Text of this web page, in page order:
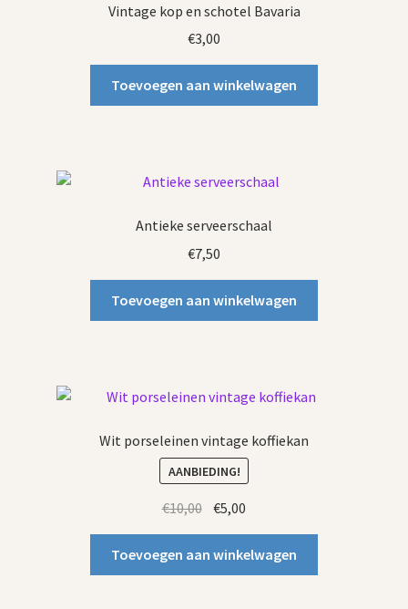
Vintage kop en schotel Bavaria
€3,00
Toevoegen aan winkelwagen
Antieke serveerschaal
€7,50
Toevoegen aan winkelwagen
Wit porseleinen vintage koffiekan
AANBIEDING!
€10,00 Oorspronkelijke
prijs
was:
€10,00.
€5,00
prijs
is:
€5,00.
Toevoegen aan winkelwagen